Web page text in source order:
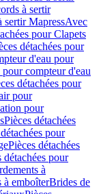
à sertir
sertir MapressAvec
pour Clapets
détachées pour
d'eau pour
compteur d'eau
détachées pour
pour
pour
Pièces détachées
pour
Pièces détachées
détachées pour
à
à emboîterBrides de